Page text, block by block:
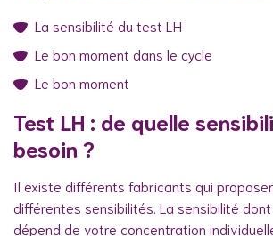
La sensibilité du test LH
Le bon moment dans le cycle
Le bon moment
Test LH : de quelle
besoin ?
Il existe différents fabricants qui
différentes sensibilités. La sensibilité
dépend de votre concentration